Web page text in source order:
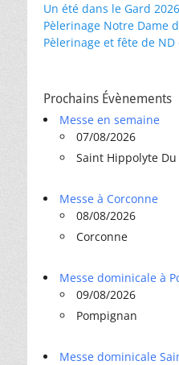
Un été dans le Gard 2026
Pèlerinage Notre Dame
Pèlerinage et fête de
Prochains Évènements
Messe en semaine
07/08/2026
Saint Hippolyte Du
Messe à Corconne
08/08/2026
Corconne
Messe dominicale à
09/08/2026
Pompignan
Messe dominicale